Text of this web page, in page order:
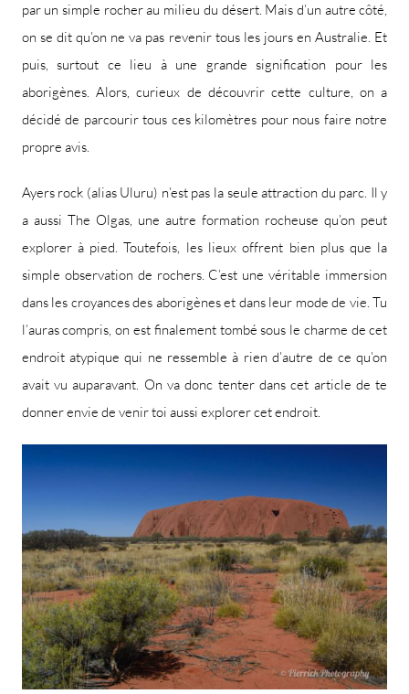
par un simple rocher au milieu du désert. Mais d’un autre côté,
on se dit qu’on ne va pas revenir tous les jours en Australie. Et
puis, surtout ce lieu à une grande signification pour les
aborigènes. Alors, curieux de découvrir cette culture, on a
décidé de parcourir tous ces kilomètres pour nous faire notre
propre avis.
Ayers rock (alias Uluru) n’est pas la seule attraction du parc. Il y
a aussi The Olgas, une autre formation rocheuse qu’on peut
explorer à pied. Toutefois, les lieux offrent bien plus que la
simple observation de rochers. C’est une véritable immersion
dans les croyances des aborigènes et dans leur mode de vie. Tu
l’auras compris, on est finalement tombé sous le charme de cet
endroit atypique qui ne ressemble à rien d’autre de ce qu’on
avait vu auparavant. On va donc tenter dans cet article de te
donner envie de venir toi aussi explorer cet endroit.